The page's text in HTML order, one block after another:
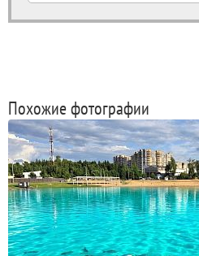
Похожие фотографии